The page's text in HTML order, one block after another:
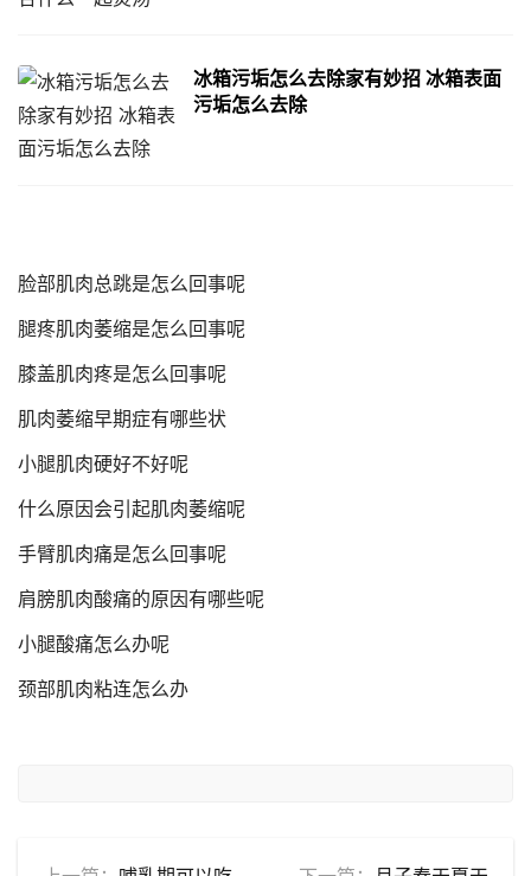
冰箱污垢怎么去除家有妙招 冰箱表面
污垢怎么去除
脸部肌肉总跳是怎么回事呢
腿疼肌肉萎缩是怎么回事呢
膝盖肌肉疼是怎么回事呢
肌肉萎缩早期症有哪些状
小腿肌肉硬好不好呢
什么原因会引起肌肉萎缩呢
手臂肌肉痛是怎么回事呢
肩膀肌肉酸痛的原因有哪些呢
小腿酸痛怎么办呢
颈部肌肉粘连怎么办